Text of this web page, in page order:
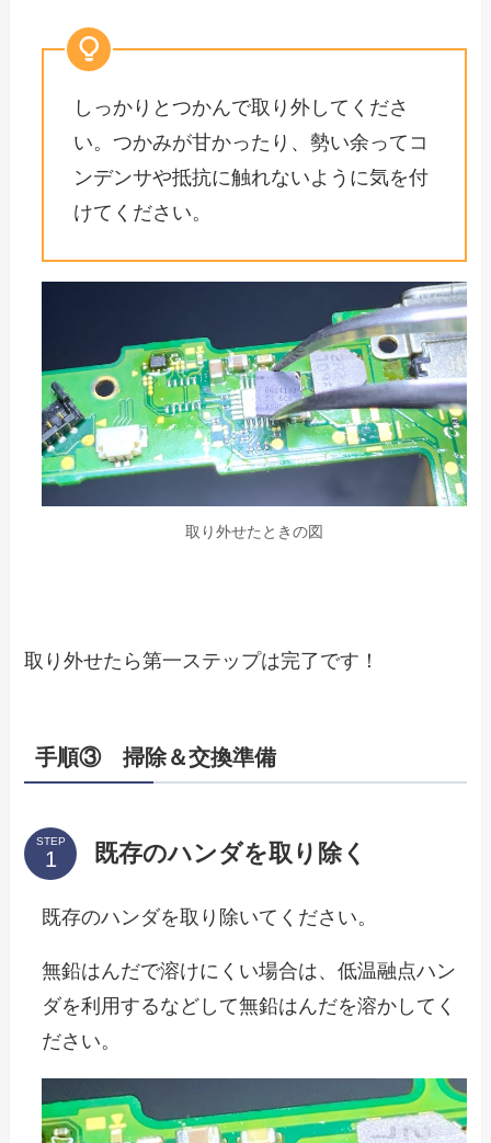
しっかりとつかんで取り外してくださ
い。つかみが甘かったり、勢い余ってコ
ンデンサや抵抗に触れないように気を付
けてください。
取り外せたときの図
取り外せたら第一ステップは完了です！
手順③ 掃除＆交換準備
STEP 既存のハンダを取り除く
既存のハンダを取り除いてください。
無鉛はんだで溶けにくい場合は、低温融点ハン
ダを利用するなどして無鉛はんだを溶かしてく
ださい。